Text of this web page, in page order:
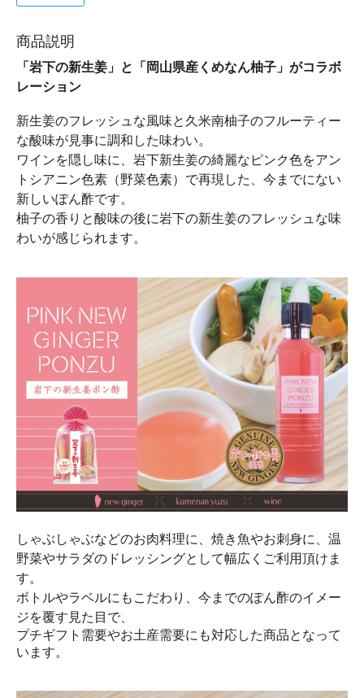
商品説明
「岩下の新生姜」と「岡山県産くめなん柚子」がコラボ
レーション
新生姜のフレッシュな風味と久米南柚子のフルーティー
な酸味が見事に調和した味わい。
ワインを隠し味に、岩下新生姜の綺麗なピンク色をアン
トシアニン色素（野菜色素）で再現した、今までにない
新しいぽん酢です。
柚子の香りと酸味の後に岩下の新生姜のフレッシュな味
わいが感じられます。
しゃぶしゃぶなどのお肉料理に、焼き魚やお刺身に、温
野菜やサラダのドレッシングとして幅広くご利用頂けま
す。
ボトルやラベルにもこだわり、今までのぽん酢のイメー
ジを覆す見た目で、
プチギフト需要やお土産需要にも対応した商品となって
います。